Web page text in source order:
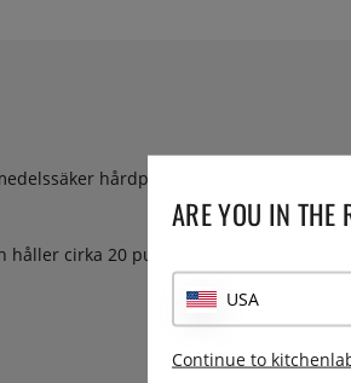
hårdplast och gummi. Lätt och
cirka 20 puckar kaffe.
ARE YOU IN THE
USA
Continue to